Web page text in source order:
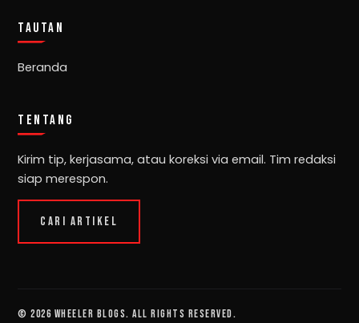
TAUTAN
Beranda
TENTANG
Kirim tip, kerjasama, atau koreksi via email. Tim redaksi
siap merespon.
CARI ARTIKEL
© 2026 Wheeler Blogs. All rights reserved.